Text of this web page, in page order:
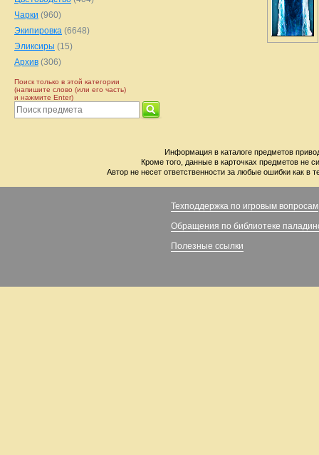
Чарки (960)
Экипировка (6648)
Эликсиры (15)
Архив (306)
Поиск только в этой категории
(напишите слово (или его часть)
и нажмите Enter)
Информация в каталоге предметов
Кроме того, данные в карточках предметов не
Автор не несет ответственности за любые ошибки как в
Техподдержка по игровым вопросам
Обращения по библиотеке
Полезные ссылки